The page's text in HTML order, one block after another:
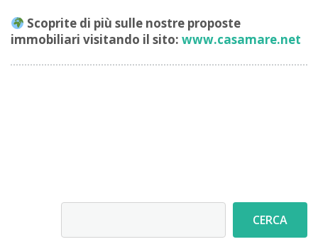
Scoprite di più sulle nostre proposte
immobiliari visitando il sito: www.casamare.net
CERCA